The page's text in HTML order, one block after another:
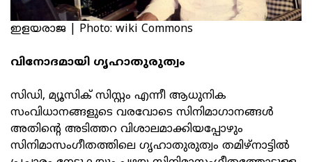
ഇളയരാജ | Photo: wiki Commons
വിനോദമായി ഗൃഹാതുരുത്വം
സിഡി, മ്യൂസിക് സിസ്റ്റം എന്നീ ആധുനിക
സംവിധാനങ്ങളുടെ വരവോടെ സിനിമാഗാനങ്ങൾ
അതിന്റെ അടിത്തറ വിശാലമാക്കിയപ്പോഴും
സിനിമാസംഗീതത്തിലെ ഗൃഹാതുരുത്വം തമിഴ്നാട്ടിൽ